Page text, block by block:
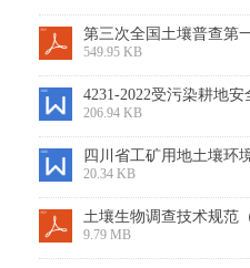
第三次全国土壤普查第
549.95 KB
4231-2022受污染耕地
206.94 KB
四川省工矿用地土壤环
20.34 KB
土壤生物调查技术规范
9.79 MB